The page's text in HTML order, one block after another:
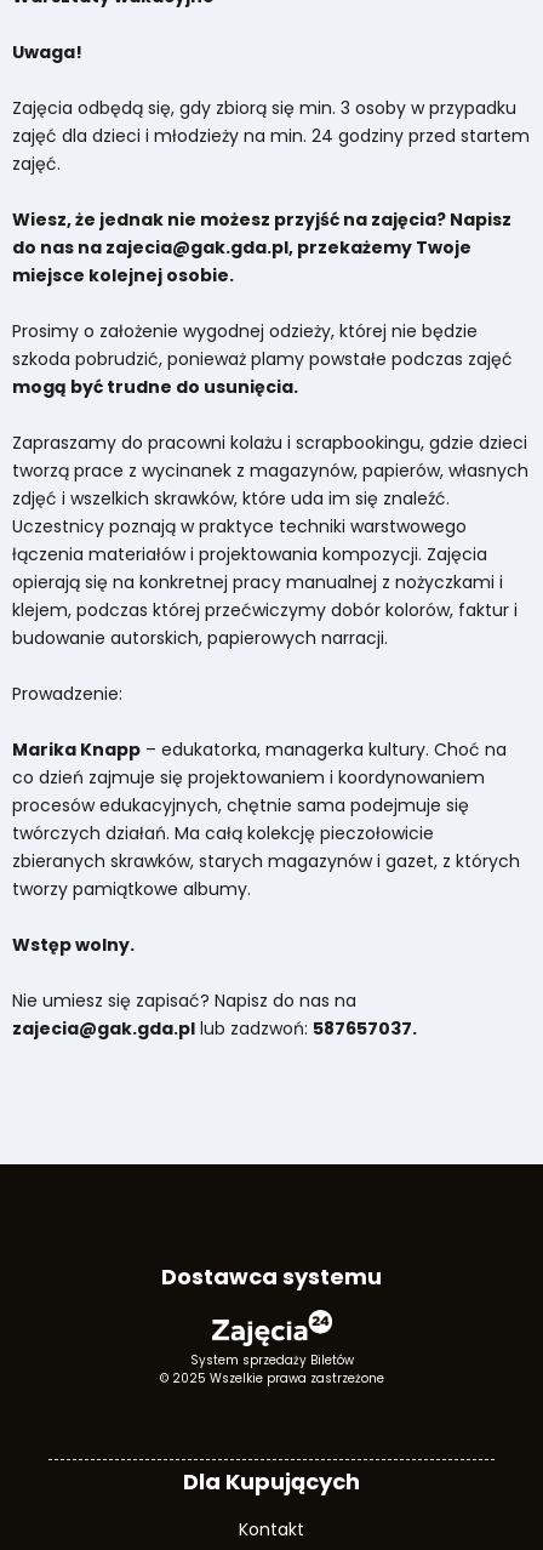
Uwaga!
Zajęcia odbędą się, gdy zbiorą się min. 3 osoby w przypadku
zajęć dla dzieci i młodzieży na min. 24 godziny przed startem
zajęć.
Wiesz, że jednak nie możesz przyjść na zajęcia? Napisz
do nas na zajecia@gak.gda.pl, przekażemy Twoje
miejsce kolejnej osobie.
Prosimy o założenie wygodnej odzieży, której nie będzie
szkoda pobrudzić, ponieważ plamy powstałe podczas zajęć
mogą być trudne do usunięcia.
Zapraszamy do pracowni kolażu i scrapbookingu, gdzie dzieci
tworzą prace z wycinanek z magazynów, papierów, własnych
zdjęć i wszelkich skrawków, które uda im się znaleźć.
Uczestnicy poznają w praktyce techniki warstwowego
łączenia materiałów i projektowania kompozycji. Zajęcia
opierają się na konkretnej pracy manualnej z nożyczkami i
klejem, podczas której przećwiczymy dobór kolorów, faktur i
budowanie autorskich, papierowych narracji.
Prowadzenie:
Marika Knapp – edukatorka, managerka kultury. Choć na
co dzień zajmuje się projektowaniem i koordynowaniem
procesów edukacyjnych, chętnie sama podejmuje się
twórczych działań. Ma całą kolekcję pieczołowicie
zbieranych skrawków, starych magazynów i gazet, z których
tworzy pamiątkowe albumy.
Wstęp wolny.
Nie umiesz się zapisać? Napisz do nas na
zajecia@gak.gda.pl lub zadzwoń: 587657037.
Dostawca systemu
System sprzedaży Biletów
© 2025 Wszelkie prawa zastrzeżone
Dla Kupujących
Kontakt